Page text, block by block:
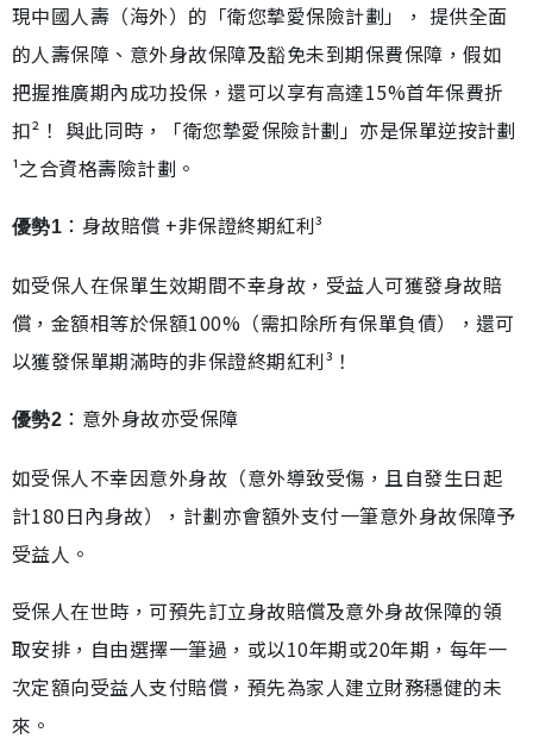
現中國人壽（海外）的「衛您摯愛保險計劃」， 提供全面
的人壽保障、意外身故保障及豁免未到期保費保障，假如
把握推廣期內成功投保，還可以享有高達15%首年保費折
扣²！ 與此同時，「衛您摯愛保險計劃」亦是保單逆按計劃
¹之合資格壽險計劃。
優勢1 ：身故賠償 +非保證終期紅利³
如受保人在保單生效期間不幸身故，受益人可獲發身故賠
償，金額相等於保額100%（需扣除所有保單負債），還可
以獲發保單期滿時的非保證終期紅利³！
優勢2 ：意外身故亦受保障
如受保人不幸因意外身故（意外導致受傷，且自發生日起
計180日內身故），計劃亦會額外支付一筆意外身故保障予
受益人。
受保人在世時，可預先訂立身故賠償及意外身故保障的領
取安排，自由選擇一筆過，或以10年期或20年期，每年一
次定額向受益人支付賠償，預先為家人建立財務穩健的未
來。